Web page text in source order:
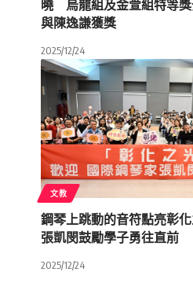
曉 烏龍組及金萱組特等獎
與陳逸謙獲獎
2025/12/24
文教
鋼琴上跳動的音符點亮彰
張凱閔鼓勵學子勇往直前
2025/12/24